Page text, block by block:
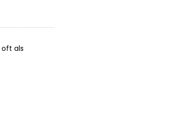
oft als